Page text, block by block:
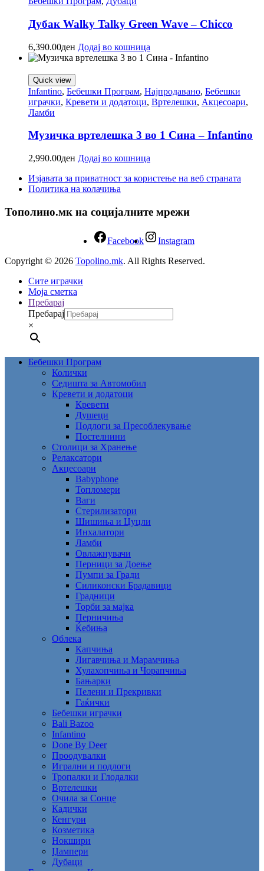
Дубак Walky Talky Green Wave – Chicco
6,390.00ден Додај во кошница
Quick view
Infantino, Бебешки Програм, Најпродавано, Бебешки
играчки, Кревети и додатоци, Вртелешки, Акцесоари,
Ламби
Музичка вртелешка 3 во 1 Сина – Infantino
2,990.00ден Додај во кошница
Изјавата за приватност за користење на веб страната
Политика на колачиња
Тополино.мк на социјалните мрежи
Facebook
Instagram
Copyright © 2026 Topolino.mk. All Rights Reserved.
Сите играчки
Моја сметка
Пребарај
Пребарај
×
Бебешки Програм
Колички
Седишта за Автомобил
Кревети и додатоци
Кревети
Душеци
Подлоги за Пресоблекување
Постелнини
Столици за Хранење
Релаксатори
Акцесоари
Babyphone
Топломери
Ваги
Стерилизатори
Шишиња и Цуцли
Инхалатори
Ламби
Овлажнувачи
Перници за Доење
Пумпи за Гради
Силиконски Брадавици
Градници
Торби за мајка
Перничиња
Ќебиња
Облека
Капчиња
Лигавчиња и Марамчиња
Хулахопчиња и Чорапчиња
Бањарки
Пелени и Прекривки
Гаќички
Бебешки играчки
Bali Bazoo
Infantino
Done By Deer
Проодувалки
Игрални и подлоги
Тропалки и Глодалки
Вртелешки
Очила за Сонце
Кадички
Кенгури
Козметика
Нокшири
Џампери
Дубаци